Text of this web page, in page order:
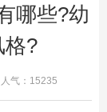
哪些?幼
格?
气：15235